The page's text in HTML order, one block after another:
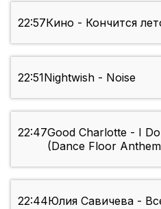
22:57Кино - Кончится
22:51Nightwish - Noise
22:47Good Charlotte - I
(Dance Floor
22:44Юлия Савичева -